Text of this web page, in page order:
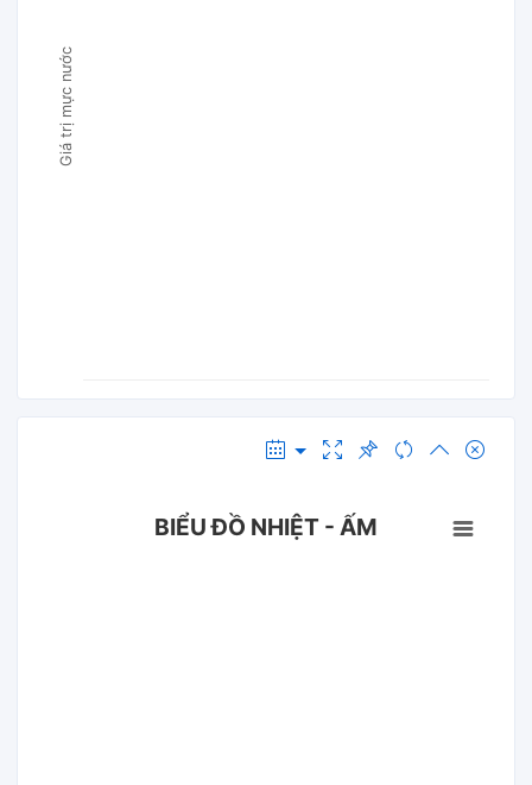
Giá trị mực nước
BIỂU ĐỒ NHIỆT - ẤM